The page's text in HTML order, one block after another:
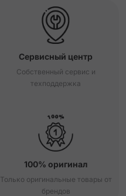
Сервисный центр
Собственный сервис и
техподдержка
100% оригинал
Только оригинальные товары от
брендов